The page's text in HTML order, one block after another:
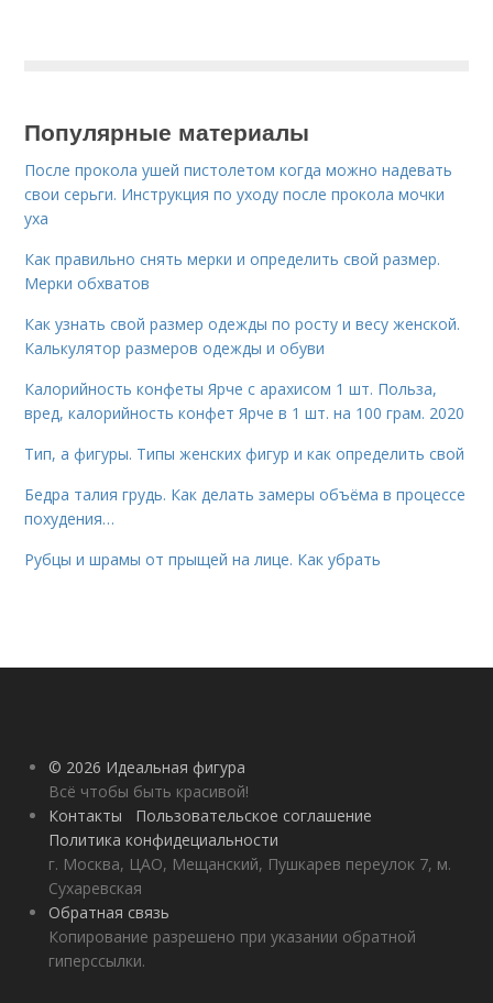
Популярные материалы
После прокола ушей пистолетом когда можно надевать
свои серьги. Инструкция по уходу после прокола мочки
уха
Как правильно снять мерки и определить свой размер.
Мерки обхватов
Как узнать свой размер одежды по росту и весу женской.
Калькулятор размеров одежды и обуви
Калорийность конфеты Ярче с арахисом 1 шт. Польза,
вред, калорийность конфет Ярче в 1 шт. на 100 грам. 2020
Тип, а фигуры. Типы женских фигур и как определить свой
Бедра талия грудь. Как делать замеры объёма в процессе
похудения…
Рубцы и шрамы от прыщей на лице. Как убрать
© 2026 Идеальная фигура
Всё чтобы быть красивой!
Контакты
Пользовательское соглашение
Политика конфидециальности
г. Москва, ЦАО, Мещанский, Пушкарев переулок 7, м.
Сухаревская
Обратная связь
Копирование разрешено при указании обратной
гиперссылки.